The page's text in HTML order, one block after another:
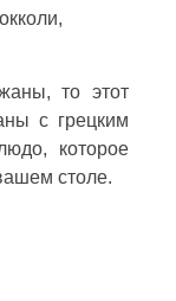
то этот
с грецким
которое
столе.